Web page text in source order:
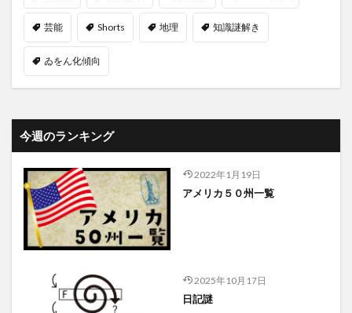
芸能 Shorts 地理 知識謎解き
ゐをん化傾向
今週のランキング
2022年1月19日
アメリカ５０州一覧
2025年10月17日
日記謎